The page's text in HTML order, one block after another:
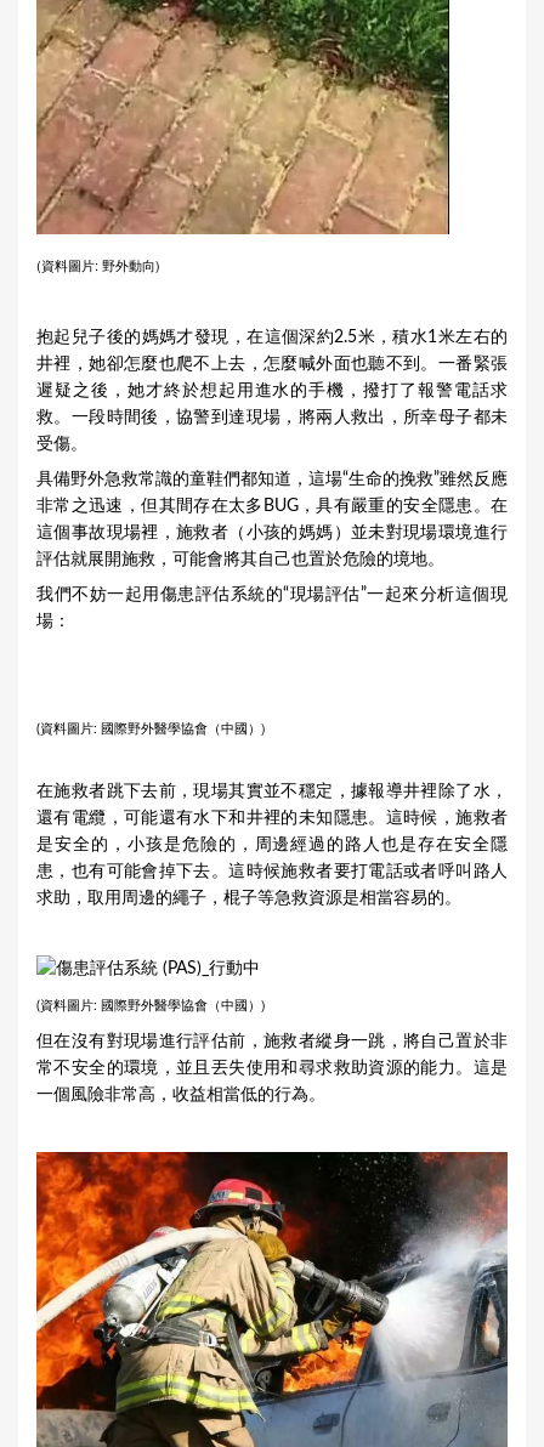
(資料圖片: 野外動向)
抱起兒子後的媽媽才發現，在這個深約2.5米，積水1米左右的
井裡，她卻怎麼也爬不上去，怎麼喊外面也聽不到。一番緊張
遲疑之後，她才終於想起用進水的手機，撥打了報警電話求
救。一段時間後，協警到達現場，將兩人救出，所幸母子都未
受傷。
具備野外急救常識的童鞋們都知道，這場“生命的挽救”雖然反應
非常之迅速，但其間存在太多BUG，具有嚴重的安全隱患。在
這個事故現場裡，施救者（小孩的媽媽）並未對現場環境進行
評估就展開施救，可能會將其自己也置於危險的境地。
我們不妨一起用傷患評估系統的“現場評估”一起來分析這個現
場：
(資料圖片: 國際野外醫學協會（中國）)
在施救者跳下去前，現場其實並不穩定，據報導井裡除了水，
還有電纜，可能還有水下和井裡的未知隱患。這時候，施救者
是安全的，小孩是危險的，周邊經過的路人也是存在安全隱
患，也有可能會掉下去。這時候施救者要打電話或者呼叫路人
求助，取用周邊的繩子，棍子等急救資源是相當容易的。
(資料圖片: 國際野外醫學協會（中國）)
但在沒有對現場進行評估前，施救者縱身一跳，將自己置於非
常不安全的環境，並且丟失使用和尋求救助資源的能力。這是
一個風險非常高，收益相當低的行為。